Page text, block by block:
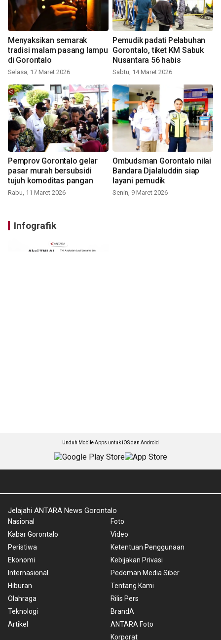
Menyaksikan semarak
tradisi malam pasang lampu
di Gorontalo
Selasa, 17 Maret 2026
Pemudik padati Pelabuhan
Gorontalo, tiket KM Sabuk
Nusantara 56 habis
Sabtu, 14 Maret 2026
Pemprov Gorontalo gelar
pasar murah bersubsidi
tujuh komoditas pangan
Rabu, 11 Maret 2026
Ombudsman Gorontalo nilai
Bandara Djalaluddin siap
layani pemudik
Senin, 9 Maret 2026
Infografik
Unduh Mobile Apps untuk iOS dan Android
Jelajahi ANTARA News Gorontalo
Nasional
Kabar Gorontalo
Peristiwa
Ekonomi
Internasional
Hiburan
Olahraga
Teknologi
Artikel
Foto
Video
Ketentuan Penggunaan
Kebijakan Privasi
Pedoman Media Siber
Tentang Kami
Rilis Pers
BrandA
ANTARA Foto
Korporat